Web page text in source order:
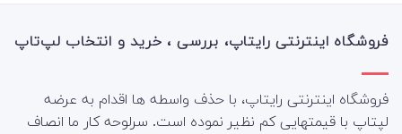
فروشگاه اینترنتی رایتاپ، بررسی ، خرید و انتخاب لپ‌تاپ
فروشگاه اینترنتی رایتاپ، با حذف واسطه ها اقدام به عرضه
لپتاپ با قیمتهایی کم نظیر نموده است. سرلوحه کار ما انصاف